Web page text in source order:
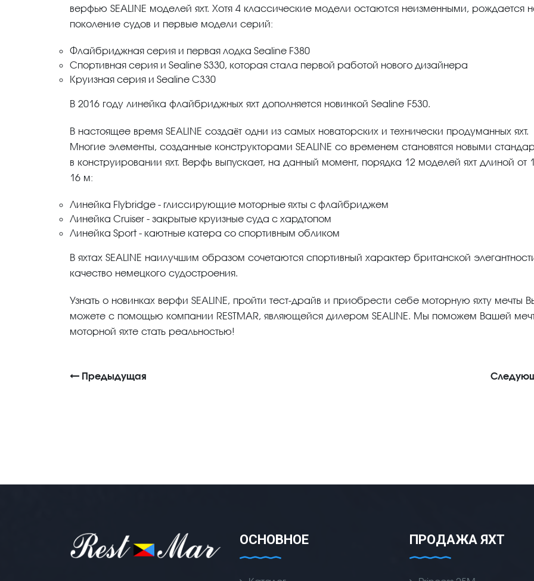
верфью SEALINE моделей яхт. Хотя 4 классические модели остаются неизменными, рождается
поколение судов и первые модели серий:
Флайбриджная серия и первая лодка Sealine F380
Спортивная серия и Sealine S330, которая стала первой работой нового дизайнера
Круизная серия и Sealine C330
В 2016 году линейка флайбриджных яхт дополняется новинкой Sealine F530.
В настоящее время SEALINE создаёт одни из самых новаторских и технически продуманных яхт.
Многие элементы, созданные конструкторами SEALINE со временем становятся новыми
в конструировании яхт. Верфь выпускает, на данный момент, порядка 12 моделей яхт длиной от
16 м:
Линейка Flybridge - глиссирующие моторные яхты с флайбриджем
Линейка Cruiser - закрытые круизные суда с хардтопом
Линейка Sport - каютные катера со спортивным обликом
В яхтах SEALINE наилучшим образом сочетаются спортивный характер британской
качество немецкого судостроения.
Узнать о новинках верфи SEALINE, пройти тест-драйв и приобрести себе моторную яхту мечты
можете с помощью компании RESTMAR, являющейся дилером SEALINE. Мы поможем Вашей
моторной яхте стать реальностью!
Предыдущая
ОСНОВНОЕ ПРОДАЖА ЯХТ